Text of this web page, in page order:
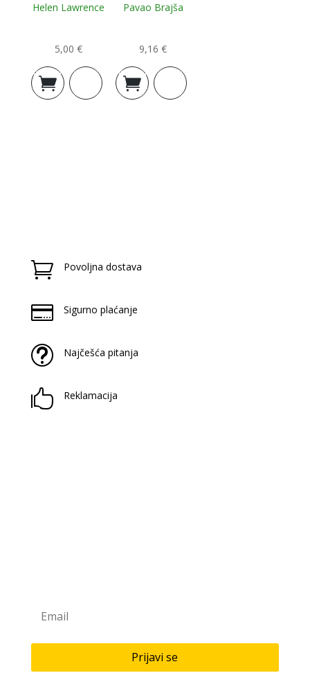
Helen Lawrence
5,00 €
Dodaj u
košaricu
Pavao Brajša
9,16€
Dodaj u
košaricu
 Povoljna dostava
 Sigurno plaćanje
t Najčešća pitanja
 Reklamacija
Prijavi se